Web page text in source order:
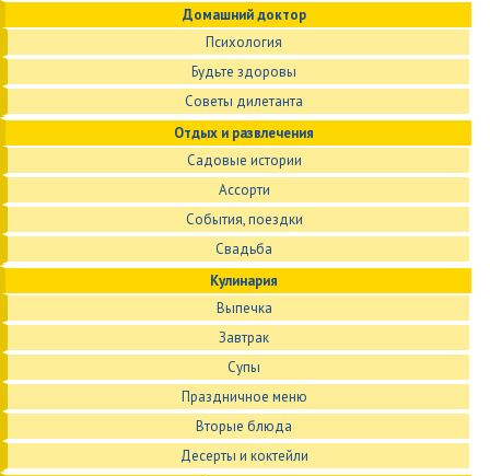
Домашний доктор
Психология
Будьте здоровы
Советы дилетанта
Отдых и развлечения
Садовые истории
Ассорти
События, поездки
Свадьба
Кулинария
Выпечка
Завтрак
Супы
Праздничное меню
Вторые блюда
Десерты и коктейли